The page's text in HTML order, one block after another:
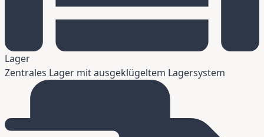
Lager
Zentrales Lager mit ausgeklügeltem Lagersystem